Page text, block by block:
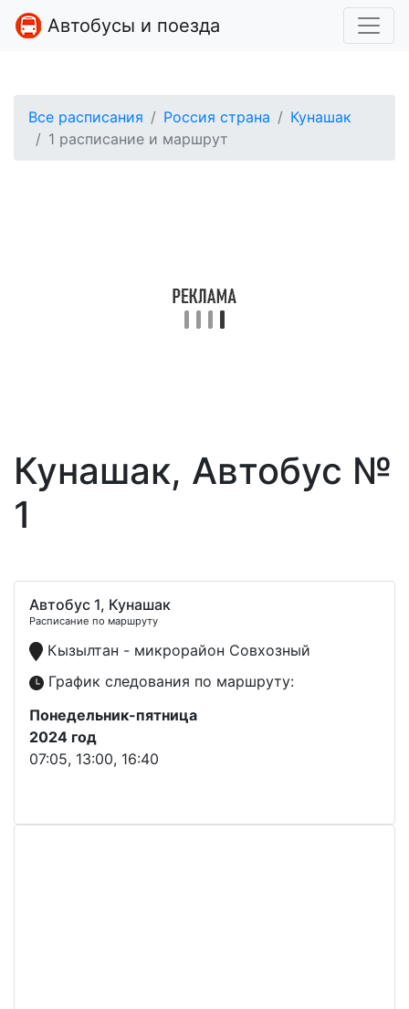
Автобусы и поезда
Все расписания Россия страна
Кунашак
1 расписание и маршрут
Кунашак, Автобус №
1
Автобус 1, Кунашак
Расписание по маршруту
Кызылтан - микрорайон Совхозный
График следования по маршруту:
Понедельник-пятница
2024 год
07:05, 13:00, 16:40